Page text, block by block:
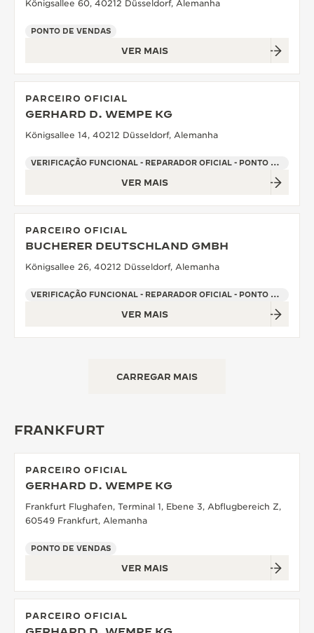
Königsallee 60, 40212 Düsseldorf, Alemanha
PONTO DE VENDAS
VER MAIS
PARCEIRO OFICIAL
GERHARD D. WEMPE KG
Königsallee 14, 40212 Düsseldorf, Alemanha
VERIFICAÇÃO FUNCIONAL - REPARADOR OFICIAL - PONTO DE VENDAS
VER MAIS
PARCEIRO OFICIAL
BUCHERER DEUTSCHLAND GMBH
Königsallee 26, 40212 Düsseldorf, Alemanha
VERIFICAÇÃO FUNCIONAL - REPARADOR OFICIAL - PONTO DE VENDAS
VER MAIS
CARREGAR MAIS
FRANKFURT
PARCEIRO OFICIAL
GERHARD D. WEMPE KG
Frankfurt Flughafen, Terminal 1, Ebene 3, Abflugbereich Z,
60549 Frankfurt, Alemanha
PONTO DE VENDAS
VER MAIS
PARCEIRO OFICIAL